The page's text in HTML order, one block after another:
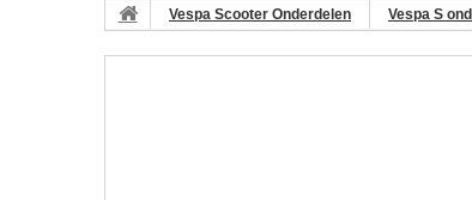
Vespa Scooter Onderdelen Vespa S